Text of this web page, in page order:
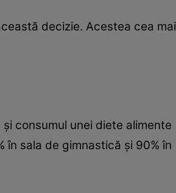
decizie. Acestea cea mai
consumul unei diete alimente
sala de gimnastică şi 90% în